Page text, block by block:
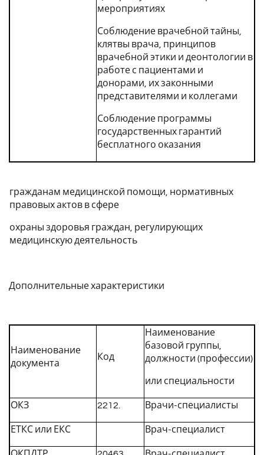
мероприятиях
Соблюдение врачебной тайны,
клятвы врача, принципов
врачебной этики и деонтологии в
работе с пациентами и
донорами, их законными
представителями и коллегами
Соблюдение программы
государственных гарантий
бесплатного оказания
гражданам медицинской помощи, нормативных
правовых актов в сфере
охраны здоровья граждан, регулирующих
медицинскую деятельность
Дополнительные характеристики
Наименование
документа
Код
Наименование
базовой группы,
должности (профессии)
или специальности
ОКЗ 2212. Врачи-специалисты
ЕТКС или ЕКС Врач-специалист